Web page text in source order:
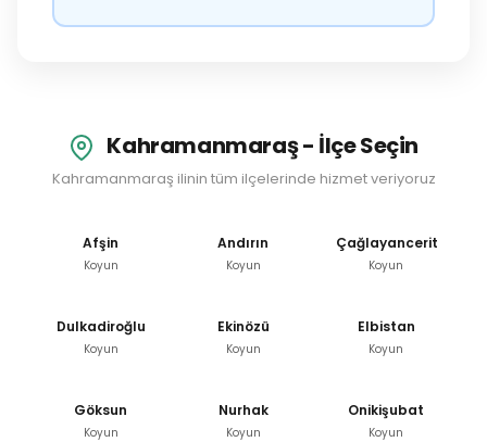
Kahramanmaraş - İlçe Seçin
Kahramanmaraş ilinin tüm ilçelerinde hizmet veriyoruz
Afşin
Koyun
Andırın
Koyun
Çağlayancerit
Koyun
Dulkadiroğlu
Koyun
Ekinözü
Koyun
Elbistan
Koyun
Göksun
Koyun
Nurhak
Koyun
Onikişubat
Koyun